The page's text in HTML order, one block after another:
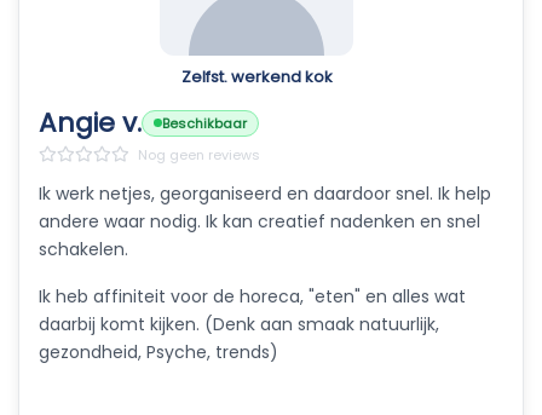
Zelfst. werkend kok
Angie v.
Beschikbaar
Nog geen reviews
Ik werk netjes, georganiseerd en daardoor snel. Ik help
andere waar nodig. Ik kan creatief nadenken en snel
schakelen.
Ik heb affiniteit voor de horeca, "eten" en alles wat
daarbij komt kijken. (Denk aan smaak natuurlijk,
gezondheid, Psyche, trends)